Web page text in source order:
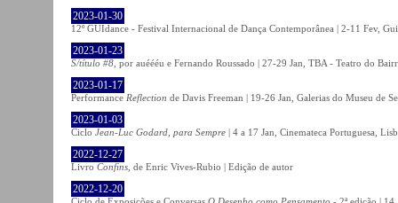
2023-01-30
12º GUIdance - Festival Internacional de Dança Contemporânea | 2-11 Fev,
2023-01-23
S/título #8 , por auéééu e Fernando Roussado | 27-29 Jan, TBA - Teatro do
2023-01-17
Performance Reflection de Davis Freeman | 19-26 Jan, Galerias do Museu de
2023-01-03
Ciclo Jean-Luc Godard, para Sempre | 4 a 17 Jan, Cinemateca Portuguesa,
2022-12-27
Livro Confins , de Enric Vives-Rubio | Edição de autor
2022-12-20